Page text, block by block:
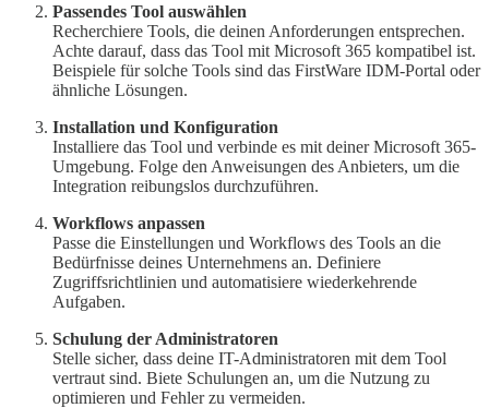
Passendes Tool auswählen
Recherchiere Tools, die deinen Anforderungen entsprechen.
Achte darauf, dass das Tool mit Microsoft 365 kompatibel ist.
Beispiele für solche Tools sind das FirstWare IDM-Portal oder
ähnliche Lösungen.
Installation und Konfiguration
Installiere das Tool und verbinde es mit deiner Microsoft 365-
Umgebung. Folge den Anweisungen des Anbieters, um die
Integration reibungslos durchzuführen.
Workflows anpassen
Passe die Einstellungen und Workflows des Tools an die
Bedürfnisse deines Unternehmens an. Definiere
Zugriffsrichtlinien und automatisiere wiederkehrende
Aufgaben.
Schulung der Administratoren
Stelle sicher, dass deine IT-Administratoren mit dem Tool
vertraut sind. Biete Schulungen an, um die Nutzung zu
optimieren und Fehler zu vermeiden.